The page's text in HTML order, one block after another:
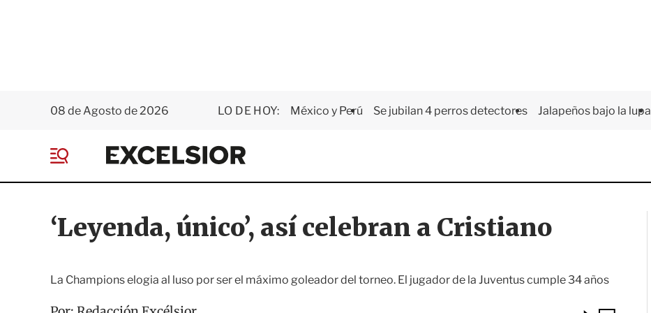
08 de Agosto de 2026 LO DE HOY: México y Perú Se jubilan 4 perros detectores Jalapeños bajo la lupa
E
x
e
s
i
o
e
‘Leyenda, único’, así celebran a Cristiano
La Champions elogia al luso por ser el máximo goleador del torneo. El jugador de la Juventus cumple 34 años